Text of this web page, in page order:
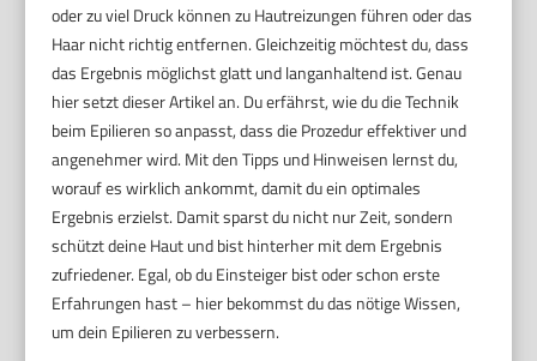
oder zu viel Druck können zu Hautreizungen führen oder das
Haar nicht richtig entfernen. Gleichzeitig möchtest du, dass
das Ergebnis möglichst glatt und langanhaltend ist. Genau
hier setzt dieser Artikel an. Du erfährst, wie du die Technik
beim Epilieren so anpasst, dass die Prozedur effektiver und
angenehmer wird. Mit den Tipps und Hinweisen lernst du,
worauf es wirklich ankommt, damit du ein optimales
Ergebnis erzielst. Damit sparst du nicht nur Zeit, sondern
schützt deine Haut und bist hinterher mit dem Ergebnis
zufriedener. Egal, ob du Einsteiger bist oder schon erste
Erfahrungen hast – hier bekommst du das nötige Wissen,
um dein Epilieren zu verbessern.